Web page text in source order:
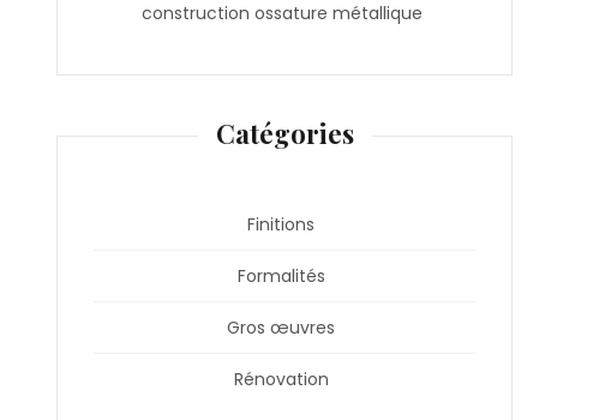
construction ossature métallique
Catégories
Finitions
Formalités
Gros œuvres
Rénovation